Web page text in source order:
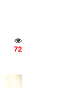
72